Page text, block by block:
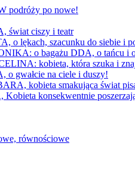
podróży po nowe!
świat ciszy i teatr
lękach, szacunku do siebie i
o bagażu DDA, o tańcu i
kobieta, która szuka i
gwałcie na ciele i duszy!
kobieta smakująca świat
konsekwentnie
równościowe